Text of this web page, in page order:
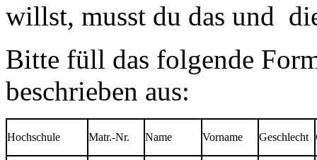
willst, musst du das und
Bitte füll das folgende
beschrieben aus:
Hochschule Matr.-Nr. Name Vorname Geschlecht